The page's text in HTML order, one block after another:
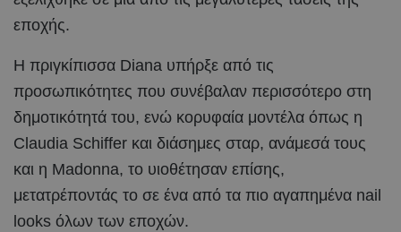
εποχής.
Η πριγκίπισσα Diana υπήρξε από τις
προσωπικότητες που συνέβαλαν περισσότερο στη
δημοτικότητά του, ενώ κορυφαία μοντέλα όπως η
Claudia Schiffer και διάσημες σταρ, ανάμεσά τους
και η Madonna, το υιοθέτησαν επίσης,
μετατρέποντάς το σε ένα από τα πιο αγαπημένα nail
looks όλων των εποχών.